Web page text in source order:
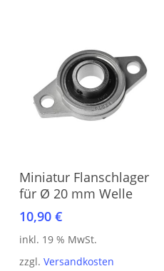
In den Warenkorb
Miniatur Flanschlager
für Ø 20 mm Welle
10,90 €
inkl. 19 % MwSt.
zzgl. Versandkosten